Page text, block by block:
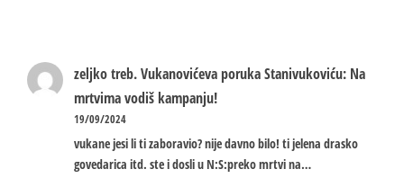
zeljko treb.Vukanovićeva poruka Stanivukoviću: Na
mrtvima vodiš kampanju!
19/09/2024
vukane jesi li ti zaboravio? nije davno bilo! ti jelena drasko
govedarica itd. ste i dosli u N:S:preko mrtvi na…